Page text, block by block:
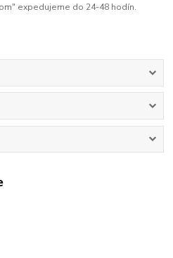
expedujeme do 24-48 hodín.